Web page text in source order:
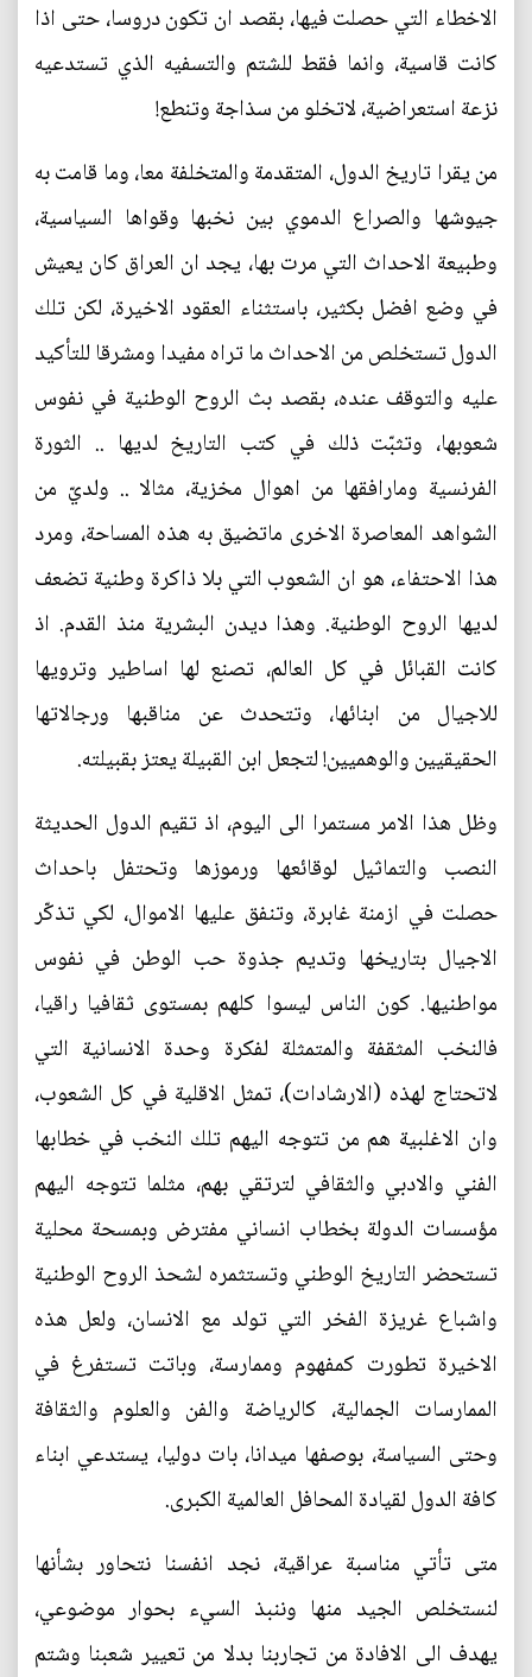
الاخطاء التي حصلت فيها، بقصد ان تكون دروسا، حتى اذا
كانت قاسية، وانما فقط للشتم والتسفيه الذي تستدعيه
نزعة استعراضية، لاتخلو من سذاجة وتنطع!
من يقرا تاريخ الدول، المتقدمة والمتخلفة معا، وما قامت به
جيوشها والصراع الدموي بين نخبها وقواها السياسية،
وطبيعة الاحداث التي مرت بها، يجد ان العراق كان يعيش
في وضع افضل بكثير، باستثناء العقود الاخيرة، لكن تلك
الدول تستخلص من الاحداث ما تراه مفيدا ومشرقا للتأكيد
عليه والتوقف عنده، بقصد بث الروح الوطنية في نفوس
شعوبها، وتثبّت ذلك في كتب التاريخ لديها .. الثورة
الفرنسية ومارافقها من اهوال مخزية، مثالا .. ولديّ من
الشواهد المعاصرة الاخرى ماتضيق به هذه المساحة، ومرد
هذا الاحتفاء، هو ان الشعوب التي بلا ذاكرة وطنية تضعف
لديها الروح الوطنية. وهذا ديدن البشرية منذ القدم. اذ
كانت القبائل في كل العالم، تصنع لها اساطير وترويها
للاجيال من ابنائها، وتتحدث عن مناقبها ورجالاتها
الحقيقيين والوهميين! لتجعل ابن القبيلة يعتز بقبيلته.
وظل هذا الامر مستمرا الى اليوم، اذ تقيم الدول الحديثة
النصب والتماثيل لوقائعها ورموزها وتحتفل باحداث
حصلت في ازمنة غابرة، وتنفق عليها الاموال، لكي تذكّر
الاجيال بتاريخها وتديم جذوة حب الوطن في نفوس
مواطنيها. كون الناس ليسوا كلهم بمستوى ثقافيا راقيا،
فالنخب المثقفة والمتمثلة لفكرة وحدة الانسانية التي
لاتحتاج لهذه (الارشادات)، تمثل الاقلية في كل الشعوب،
وان الاغلبية هم من تتوجه اليهم تلك النخب في خطابها
الفني والادبي والثقافي لترتقي بهم، مثلما تتوجه اليهم
مؤسسات الدولة بخطاب انساني مفترض وبمسحة محلية
تستحضر التاريخ الوطني وتستثمره لشحذ الروح الوطنية
واشباع غريزة الفخر التي تولد مع الانسان، ولعل هذه
الاخيرة تطورت كمفهوم وممارسة، وباتت تستفرغ في
الممارسات الجمالية، كالرياضة والفن والعلوم والثقافة
وحتى السياسة، بوصفها ميدانا، بات دوليا، يستدعي ابناء
كافة الدول لقيادة المحافل العالمية الكبرى.
متى تأتي مناسبة عراقية، نجد انفسنا نتحاور بشأنها
لنستخلص الجيد منها وننبذ السيء بحوار موضوعي،
يهدف الى الافادة من تجاربنا بدلا من تعيير شعبنا وشتم